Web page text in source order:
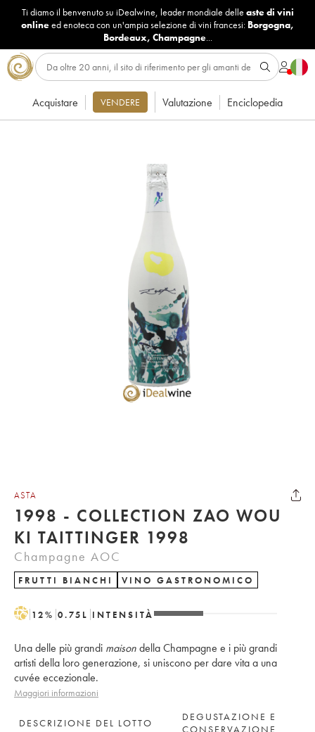
Ti diamo il benvenuto su iDealwine, leader mondiale delle aste di vini
onlineed enoteca con un'ampia selezione di vini francesi: Borgogna,
Bordeaux, Champagne...
Acquistare VENDERE Valutazione Enciclopedia
ASTA
1998 - COLLECTION ZAO WOU
KI TAITTINGER 1998
Champagne AOC
FRUTTI BIANCHI VINO GASTRONOMICO
H 12% 0.75 L INTENSITÀ
Una delle più grandi maisondella Champagne e i più grandi
artisti della loro generazione, si uniscono per dare vita a una
cuvée eccezionale.
Maggiori informazioni
DESCRIZIONE DEL LOTTO
DEGUSTAZIONE E
CONSERVAZIONE